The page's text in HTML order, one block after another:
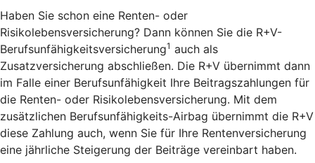
Haben Sie schon eine Renten- oder
Risikolebensversicherung? Dann können Sie die R+V-
Berufsunfähigkeitsversicherung1 auch als
Zusatzversicherung abschließen. Die R+V übernimmt dann
im Falle einer Berufsunfähigkeit Ihre Beitragszahlungen für
die Renten- oder Risikolebensversicherung. Mit dem
zusätzlichen Berufsunfähigkeits-Airbag übernimmt die R+V
diese Zahlung auch, wenn Sie für Ihre Rentenversicherung
eine jährliche Steigerung der Beiträge vereinbart haben.